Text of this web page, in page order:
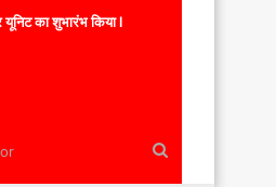
यूनिट का शुभारंभ किया l